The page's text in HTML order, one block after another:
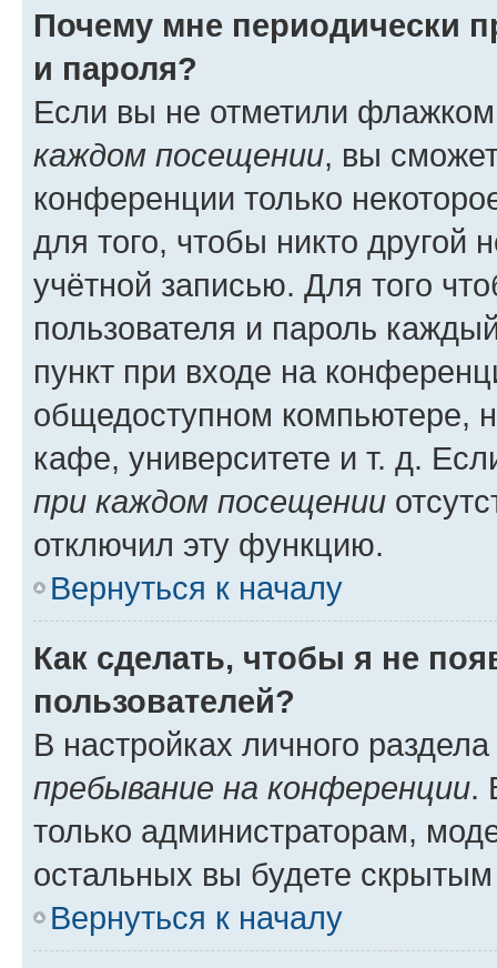
Почему мне периодически
и пароля?
Если вы не отметили
каждом посещении, вы
конференции только
для того, чтобы никто другой
учётной записью. Для того
пользователя и пароль
пункт при входе на
общедоступном компьютере,
кафе, университете и т. д.
при каждом посещении
отключил эту функцию.
Вернуться к началу
Как сделать, чтобы я не
пользователей?
В настройках личного
пребывание на конференции.
только администраторам,
остальных вы будете
Вернуться к началу